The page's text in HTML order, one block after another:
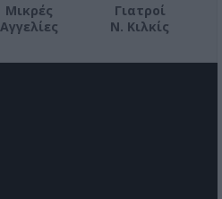
Μικρές
Αγγελίες
Γιατροί
Ν. Κιλκίς